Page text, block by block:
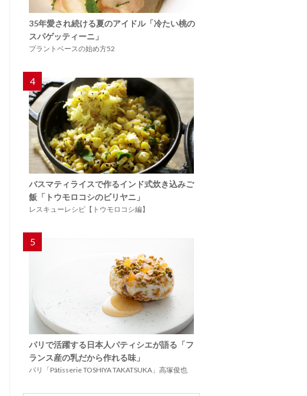
35年愛され続ける夏のアイドル「冷たい桃の
スパゲッティーニ」
プラントベースの始め方52
4
バスマティライスで作るインド式炊き込みご
飯「トウモロコシのビリヤニ」
レスキューレシピ【トウモロコシ編】
5
パリで活躍する日本人パティシエが語る「フ
ランス産の乳だから作れる味」
パリ「Pâtisserie TOSHIYA TAKATSUKA」高塚俊也